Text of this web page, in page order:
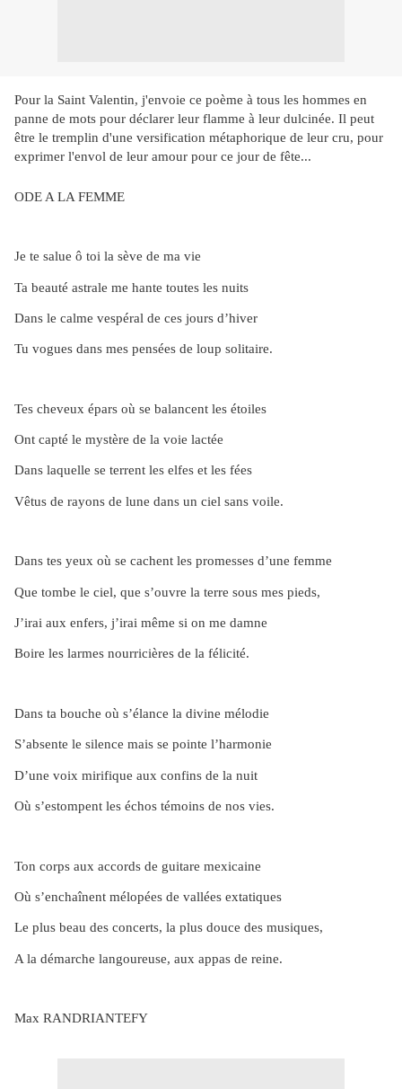
Pour la Saint Valentin, j'envoie ce poème à tous les hommes en
panne de mots pour déclarer leur flamme à leur dulcinée. Il peut
être le tremplin d'une versification métaphorique de leur cru, pour
exprimer l'envol de leur amour pour ce jour de fête...
ODE A LA FEMME
Je te salue ô toi la sève de ma vie
Ta beauté astrale me hante toutes les nuits
Dans le calme vespéral de ces jours d’hiver
Tu vogues dans mes pensées de loup solitaire.
Tes cheveux épars où se balancent les étoiles
Ont capté le mystère de la voie lactée
Dans laquelle se terrent les elfes et les fées
Vêtus de rayons de lune dans un ciel sans voile.
Dans tes yeux où se cachent les promesses d’une femme
Que tombe le ciel, que s’ouvre la terre sous mes pieds,
J’irai aux enfers, j’irai même si on me damne
Boire les larmes nourricières de la félicité.
Dans ta bouche où s’élance la divine mélodie
S’absente le silence mais se pointe l’harmonie
D’une voix mirifique aux confins de la nuit
Où s’estompent les échos témoins de nos vies.
Ton corps aux accords de guitare mexicaine
Où s’enchaînent mélopées de vallées extatiques
Le plus beau des concerts, la plus douce des musiques,
A la démarche langoureuse, aux appas de reine.
Max RANDRIANTEFY